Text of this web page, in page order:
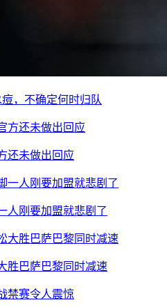
，不确定何时归队
还未做出回应
人刚要加盟就悲剧了
胜巴萨巴黎同时减速